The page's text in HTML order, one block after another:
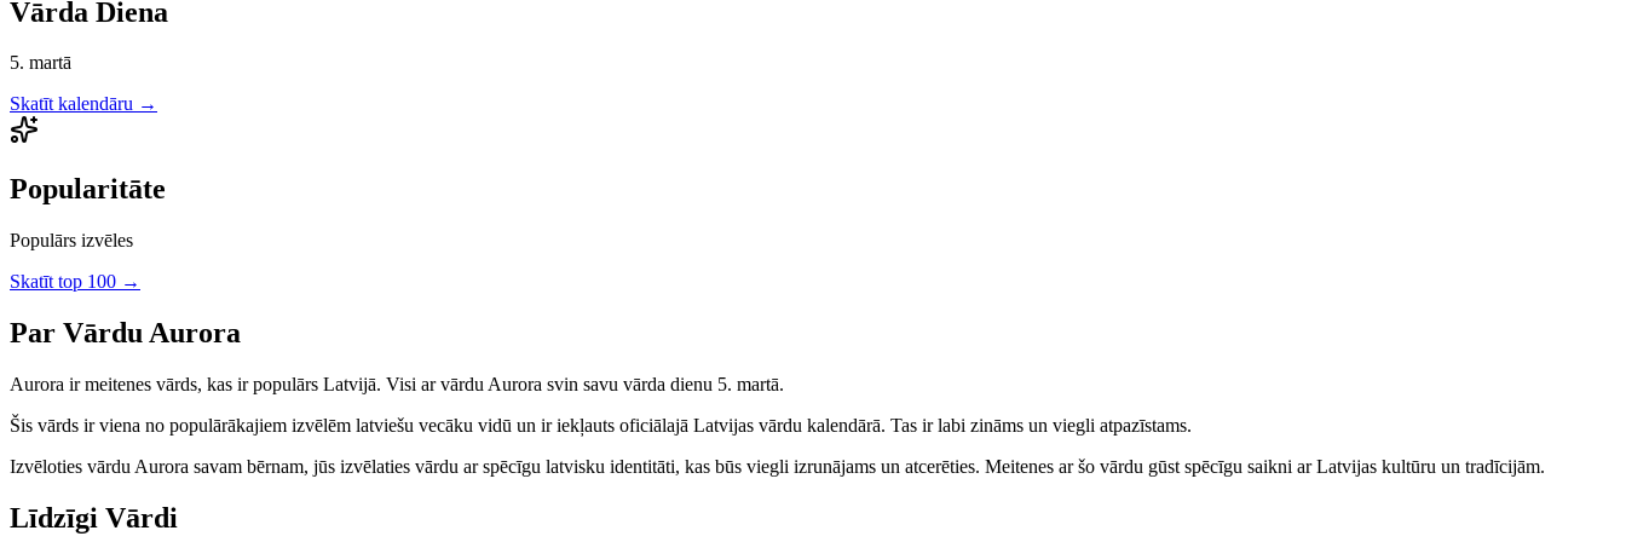
Vārda Diena
5. martā
Skatīt kalendāru →
Popularitāte
Populārs izvēles
Skatīt top 100 →
Par Vārdu Aurora
Aurora irmeitenes vārds, kas ir populārs Latvijā. Visi ar vārdu Aurora svin savu vārda dienu 5. martā.
Šis vārds ir viena no populārākajiem izvēlēm latviešu vecāku vidū un ir iekļauts oficiālajā Latvijas vārdu kalendārā. Tas ir labi zināms un viegli atpazīstams.
Izvēloties vārdu Aurora savam bērnam, jūs izvēlaties vārdu ar spēcīgu latvisku identitāti, kas būs viegli izrunājams un atcerēties. Meitenes ar šo vārdu gūst spēcīgu saikni ar Latvijas kultūru un tradīcijām.
Līdzīgi Vārdi